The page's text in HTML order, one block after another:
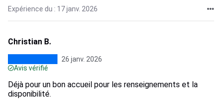
Expérience du : 17 janv. 2026
Christian B.
26 janv. 2026
Avis vérifié
Déjà pour un bon accueil pour les renseignements et la
disponibilité.